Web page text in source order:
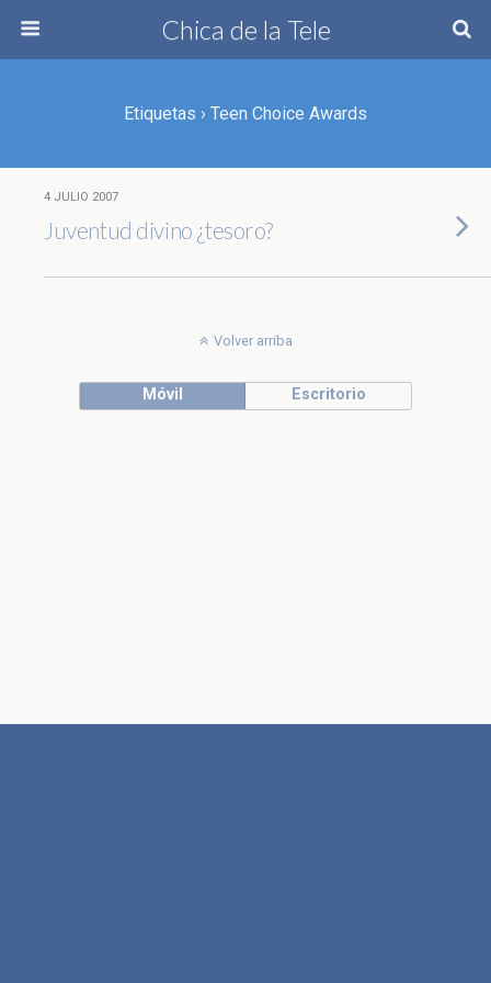
Chica de la Tele
Etiquetas › Teen Choice Awards
4 JULIO 2007
Juventud divino ¿tesoro?
Volver arriba
Móvil Escritorio